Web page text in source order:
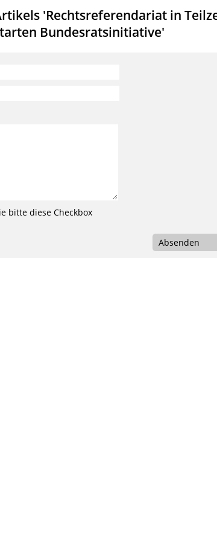
'Rechtsreferendariat in
Bundesratsinitiative'
bitte diese Checkbox
Absenden